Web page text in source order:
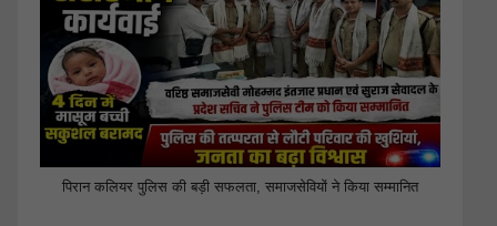
पिरान कलियर पुलिस की बड़ी सफलता, समाजसेवियों ने किया सम्मानित